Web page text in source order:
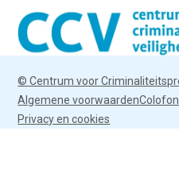
© Centrum voor
Algemene voorwaardenColofon
Privacy en cookies